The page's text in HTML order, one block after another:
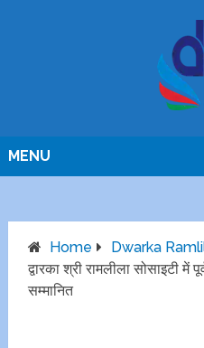
MENU
Home
Dwarka
द्वारका श्री रामलीला सोसाइटी में
सम्मानित